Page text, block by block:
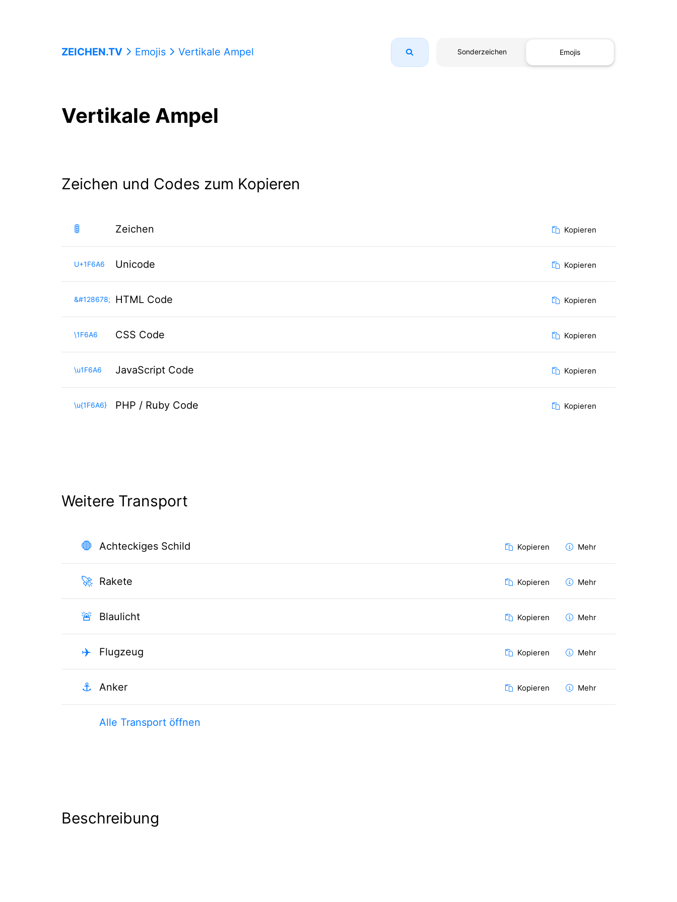
ZEICHEN.TV Emojis Vertikale Ampel Sonderzeichen Emojis
Vertikale Ampel
Zeichen und Codes zum Kopieren
🚦 Zeichen Kopieren
U+1F6A6 Unicode Kopieren
&#128678; HTML Code Kopieren
\1F6A6 CSS Code Kopieren
\u1F6A6 JavaScript Code Kopieren
\u{1F6A6} PHP / Ruby Code Kopieren
Weitere Transport
🛑 Achteckiges Schild Kopieren Mehr
🚀 Rakete Kopieren Mehr
🚨 Blaulicht Kopieren Mehr
✈️ Flugzeug Kopieren Mehr
⚓ Anker Kopieren Mehr
Alle Transport öffnen
Beschreibung